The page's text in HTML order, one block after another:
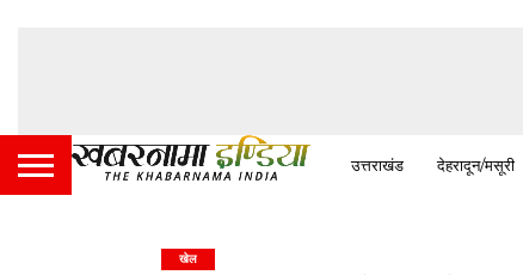
उत्तराखंड देहरादून/मसूरी
खेल